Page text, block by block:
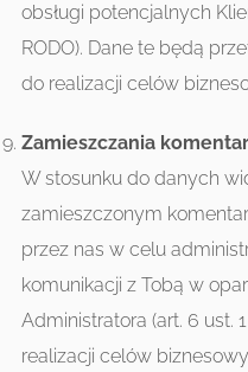
obsługi potencjalnych
RODO). Dane te będą
do realizacji celów
Zamieszczania
W stosunku do danych
zamieszczonym
przez nas w celu
komunikacji z Tobą w
Administratora (art. 6 ust.
realizacji celów